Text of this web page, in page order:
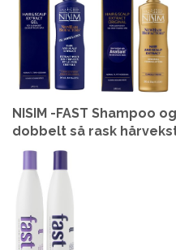
NISIM -FAST Shampoo
dobbelt så rask